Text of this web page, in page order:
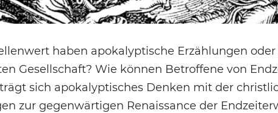
haben apokalyptische Erzählungen
Gesellschaft? Wie können Betroffene von
sich apokalyptisches Denken mit der
zur gegenwärtigen Renaissance der